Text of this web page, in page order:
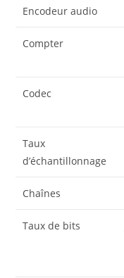
Encodeur audio
Compter
Codec
Taux
d’échantillonnage
Chaînes
Taux de bits